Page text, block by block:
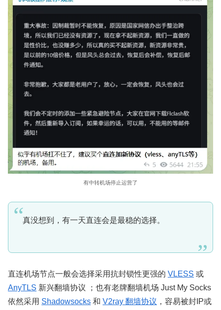
有中转机场停止运营了
真没想到，有一天直连会是最稳的选择。
直连机场节点一般会选择采用抗封锁性更强的 VLESS 或
AnyTLS 新兴翻墙协议 ；也有老牌翻墙机场 Just My Socks
依然采用 Shadowsocks 和 V2ray 翻墙协议 ，容易被封IP或